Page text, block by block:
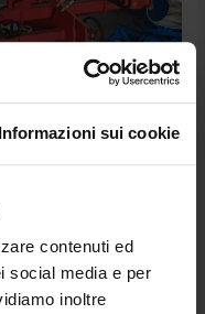
Informazioni sui cookie
contenuti ed
social media e per
inoltre
la settimana del